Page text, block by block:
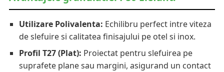
Utilizare Polivalenta: Echilibru perfect intre viteza
de slefuire si calitatea finisajului pe otel si inox.
Profil T27 (Plat): Proiectat pentru slefuirea pe
suprafete plane sau margini, asigurand un contact